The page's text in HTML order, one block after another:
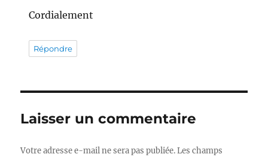
Cordialement
Répondre
Laisser un commentaire
Votre adresse e-mail ne sera pas publiée. Les champs